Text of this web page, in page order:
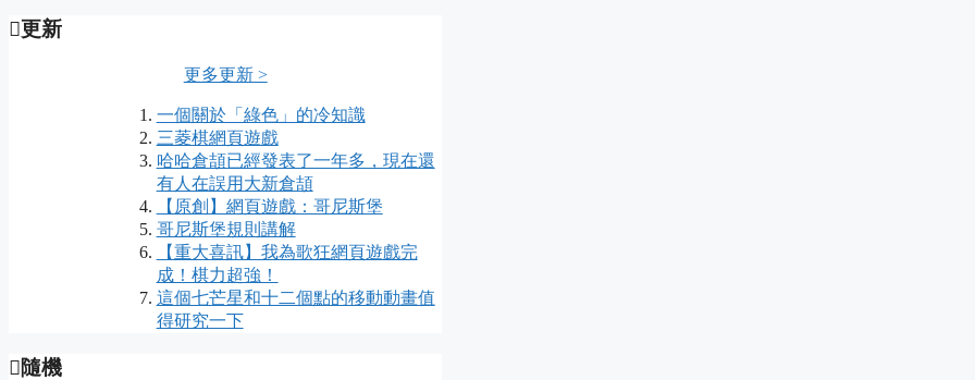
更新
更多更新 >
一個關於「綠色」的冷知識
三菱棋網頁遊戲
哈哈倉頡已經發表了一年多，現在還
有人在誤用大新倉頡
【原創】網頁遊戲：哥尼斯堡
哥尼斯堡規則講解
【重大喜訊】我為歌狂網頁遊戲完
成！棋力超強！
這個七芒星和十二個點的移動動畫值
得研究一下
隨機